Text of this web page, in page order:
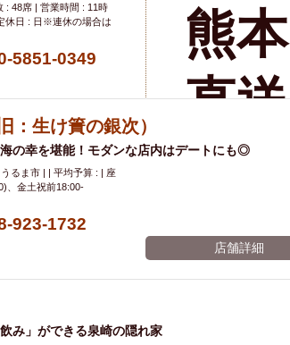
約で
一品
サー
ビス
: 48席 | 営業時間 : 11時
休日 : 日※連休の場合は
5851-0349
熊本
直送
特選
馬刺
：生け簀の銀次）
の幸を堪能！モダンな店内はデートにも◎
るま市 | | 平均予算 : | 座
、金土祝前18:00-
923-1732
店舗詳細
み」ができる泉崎の隠れ家